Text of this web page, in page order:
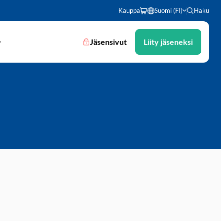
Kauppa Suomi (FI) Haku
Jäsensivut Liity jäseneksi